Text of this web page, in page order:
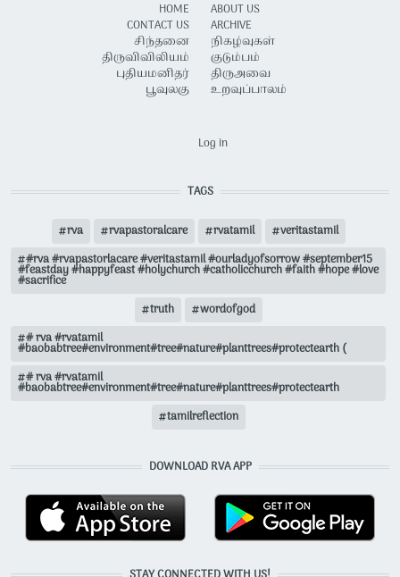
HOME
CONTACT US
சிந்தனை
திருவிவிலியம்
புதியமனிதர்
பூவுலகு
ABOUT US
ARCHIVE
நிகழ்வுகள்
குடும்பம்
திருஅவை
உறவுப்பாலம்
Log in
TAGS
rva rvapastoralcare rvatamil
veritastamil
#rva #rvapastorlacare #veritastamil #ourladyofsorrow #september15
#feastday #happyfeast #holychurch #catholicchurch #faith #hope #love
#sacrifice
truth
wordofgod
# rva #rvatamil
#baobabtree#environment#tree#nature#planttrees#protectearth (
# rva #rvatamil
#baobabtree#environment#tree#nature#planttrees#protectearth
tamilreflection
DOWNLOAD RVA APP